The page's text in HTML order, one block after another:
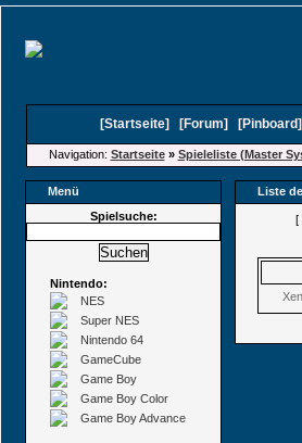
[Startseite] [Forum] [Pinboard]
Navigation: Startseite» Spieleliste (Master
Menü
Liste
Spielsuche:
Nintendo:
NES
Super NES
Nintendo 64
GameCube
Game Boy
Game Boy Color
Game Boy Advance
[